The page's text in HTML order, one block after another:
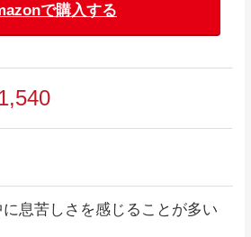
で購入する
息苦しさを感じることが多い